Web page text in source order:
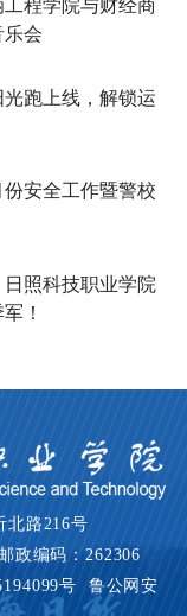
程学院与财经商
乐会
跑上线，解锁运
安全工作暨警校
照科技职业学院
！
北路216号
政编码：262306
号
鲁公网安